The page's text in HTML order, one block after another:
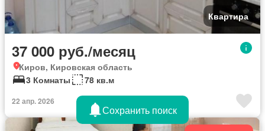
Квартира
37 000 руб./месяц
Киров, Кировская область
3 Комнаты
78 кв.м
22 апр. 2026
Сохранить поиск